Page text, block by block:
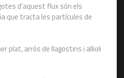
d’aquest flux són els
que tracta les partícules de
plat, arròs de llagostins i allioli